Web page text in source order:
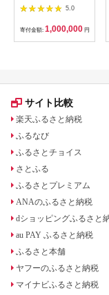
【1360365】
5.0
寄付金額: 1,000,000 円
サイト比較
楽天ふるさと納税
ふるなび
ふるさとチョイス
さとふる
ふるさとプレミアム
ANAのふるさと納税
dショッピングふるさと
au PAY ふるさと納税
ふるさと本舗
ヤフーのふるさと納税
マイナビふるさと納税